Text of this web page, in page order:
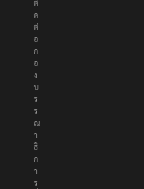
ติ
ด
ต่
อ
ก
อ
ง
บ
ร
ร
ณ
า
ธิ
ก
า
ร